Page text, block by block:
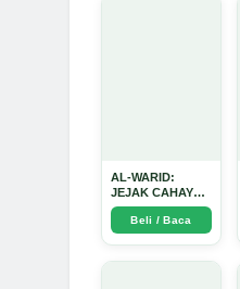
AL-WARID:
JEJAK CAHAYA
DI ANTARA DUA
ZAMAN - Arda
Dinata
Beli / Baca